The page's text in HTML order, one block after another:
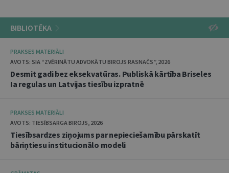
BIBLIOTĒKA
PRAKSES MATERIĀLI
AVOTS: SIA “ZVĒRINĀTU ADVOKĀTU BIROJS RASNAČS”, 2026
Desmit gadi bez eksekvatūras. Publiskā kārtība Briseles
Ia regulas un Latvijas tiesību izpratnē
PRAKSES MATERIĀLI
AVOTS: TIESĪBSARGA BIROJS, 2026
Tiesībsardzes ziņojums par nepieciešamību pārskatīt
bāriņtiesu institucionālo modeli